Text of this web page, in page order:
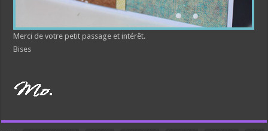
Merci de votre petit passage et intérêt.
Bises